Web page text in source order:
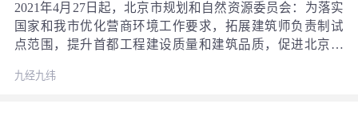
2021年4月27日起，北京市规划和自然资源委员会：为落实
国家和我市优化营商环境工作要求，拓展建筑师负责制试
点范围，提升首都工程建设质量和建筑品质，促进北京建
责制。
九经九纬